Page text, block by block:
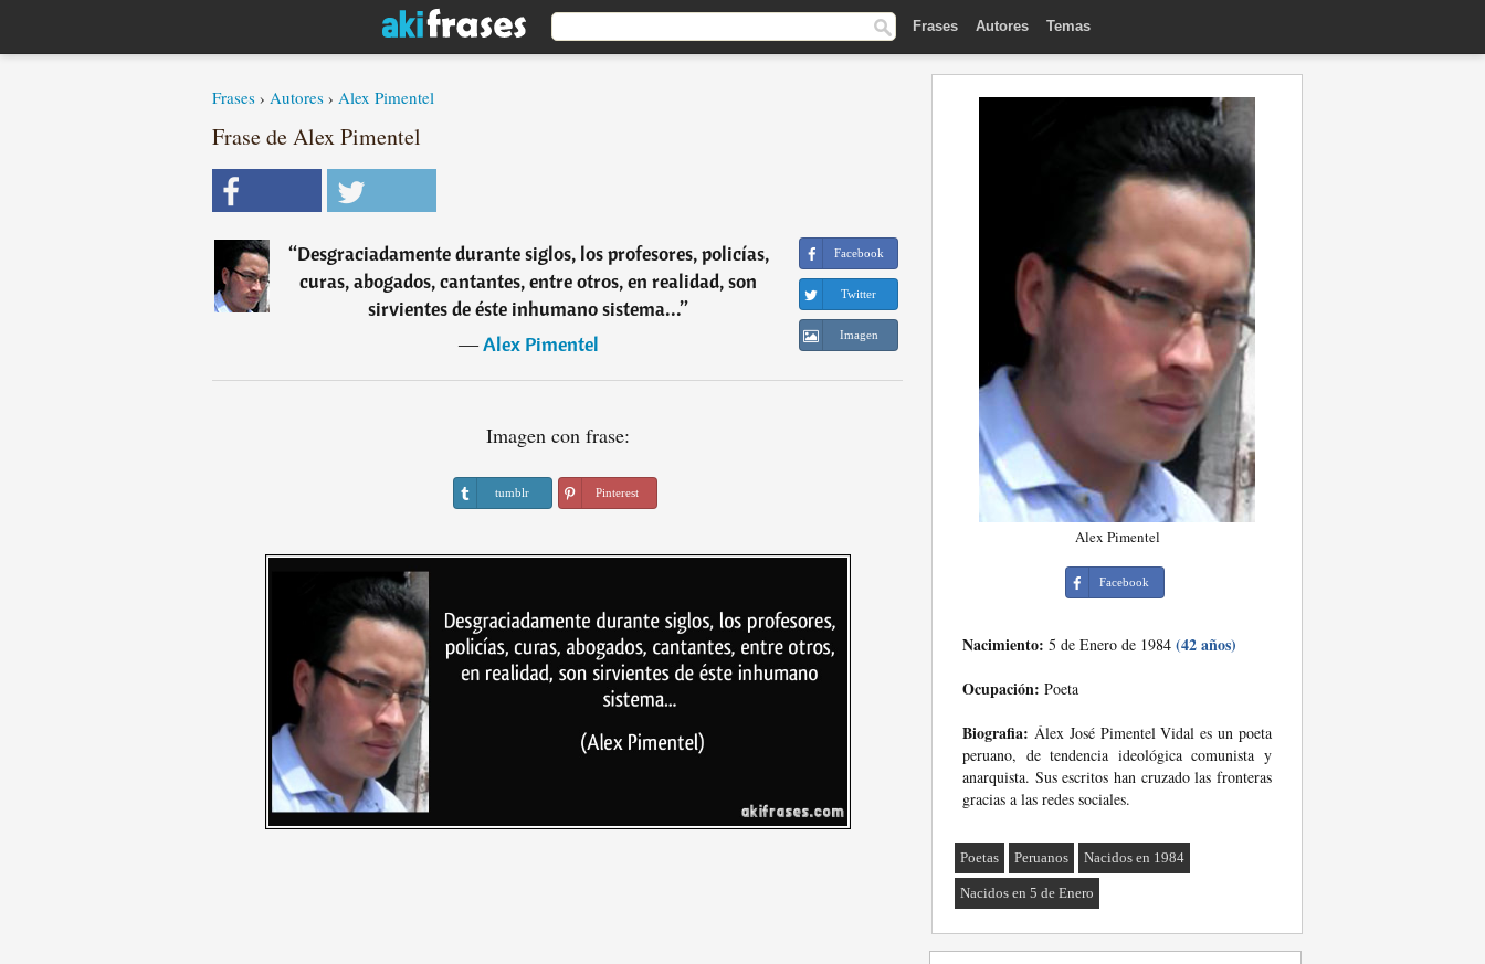
Frases Autores Temas
Frases › Autores › Alex Pimentel
Frase de Alex Pimentel
“Desgraciadamente durante siglos, los profesores, policías,
curas, abogados, cantantes, entre otros, en realidad, son
sirvientes de éste inhumano sistema...”
―Alex Pimentel
Facebook
Twitter
Imagen
Imagen con frase:
tumblr Pinterest
Alex Pimentel
Facebook
Nacimiento: 5 de Enero de 1984 (42 años)
Ocupación: Poeta
Biografia: Álex José Pimentel Vidal es un poeta
peruano, de tendencia ideológica comunista y
anarquista. Sus escritos han cruzado las fronteras
gracias a las redes sociales.
Poetas Peruanos Nacidos en 1984
Nacidos en 5 de Enero